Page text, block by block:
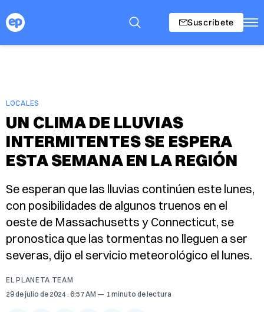
Suscríbete
LOCALES
UN CLIMA DE LLUVIAS
INTERMITENTES SE ESPERA
ESTA SEMANA EN LA REGIÓN
Se esperan que las lluvias continúen este lunes,
con posibilidades de algunos truenos en el
oeste de Massachusetts y Connecticut, se
pronostica que las tormentas no lleguen a ser
severas, dijo el servicio meteorológico el lunes.
EL PLANETA TEAM
29 de julio de 2024 . 6:57 AM 1 minuto de lectura